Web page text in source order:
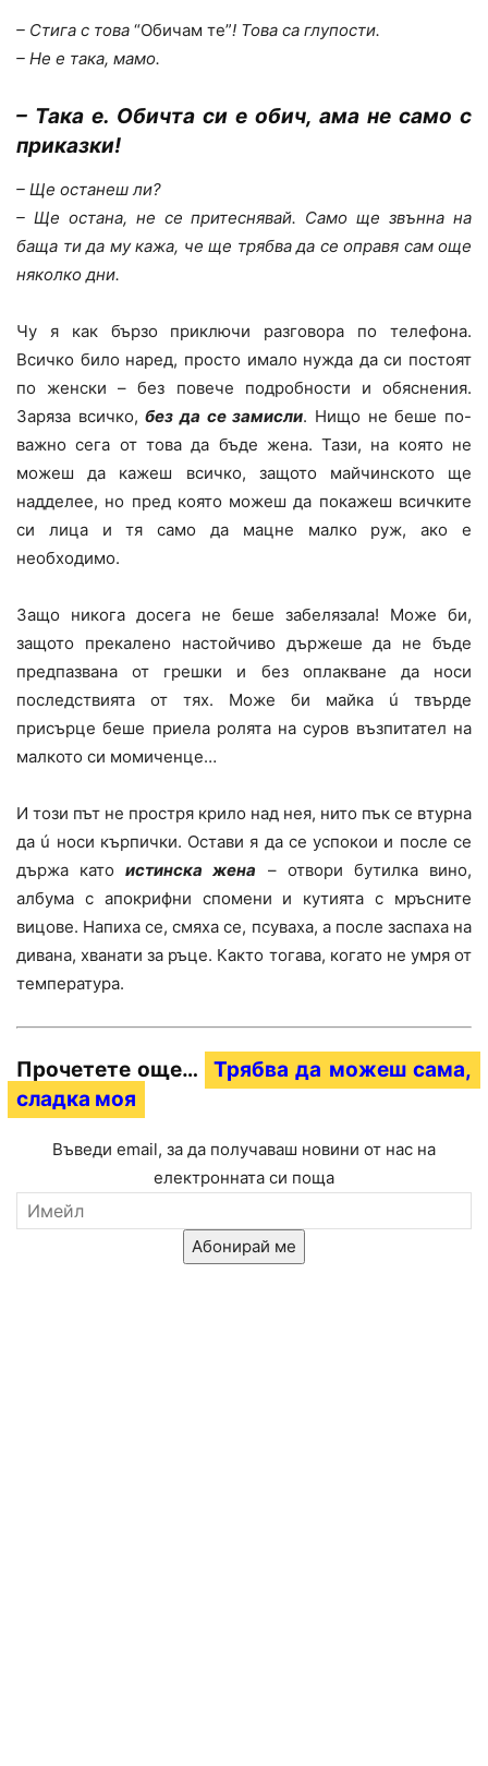
– Стига с това “Обичам те”! Това са глупости.
– Не е така, мамо.
– Така е. Обичта си е обич, ама не само с
приказки!
– Ще останеш ли?
– Ще остана, не се притеснявай. Само ще звънна на
баща ти да му кажа, че ще трябва да се оправя сам още
няколко дни.
Чу я как бързо приключи разговора по телефона.
Всичко било наред, просто имало нужда да си постоят
по женски – без повече подробности и обяснения.
Заряза всичко,без да се замисли. Нищо не беше по-
важно сега от това да бъде жена. Тази, на която не
можеш да кажеш всичко, защото майчинското ще
надделее, но пред която можеш да покажеш всичките
си лица и тя само да мацне малко руж, ако е
необходимо.
Защо никога досега не беше забелязала! Може би,
защото прекалено настойчиво държеше да не бъде
предпазвана от грешки и без оплакване да носи
последствията от тях. Може би майка ú твърде
присърце беше приела ролята на суров възпитател на
малкото си момиченце…
И този път не простря крило над нея, нито пък се втурна
да ú носи кърпички. Остави я да се успокои и после се
държа катоистинска жена – отвори бутилка вино,
албума с апокрифни спомени и кутията с мръсните
вицове. Напиха се, смяха се, псуваха, а после заспаха на
дивана, хванати за ръце. Както тогава, когато не умря от
температура.
Прочетете още…
Трябва да можеш сама,
сладка моя
Въведи email, за да получаваш новини от нас на
електронната си поща
Абонирай ме